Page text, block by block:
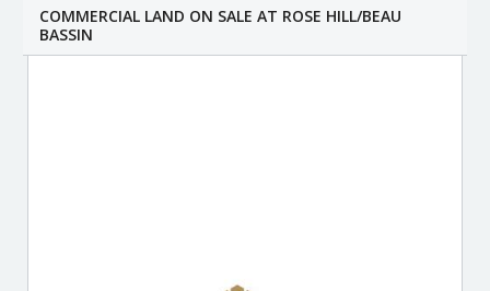
COMMERCIAL LAND ON SALE AT ROSE HILL/BEAU
BASSIN